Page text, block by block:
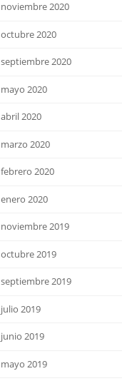
noviembre 2020
octubre 2020
septiembre 2020
mayo 2020
abril 2020
marzo 2020
febrero 2020
enero 2020
noviembre 2019
octubre 2019
septiembre 2019
julio 2019
junio 2019
mayo 2019